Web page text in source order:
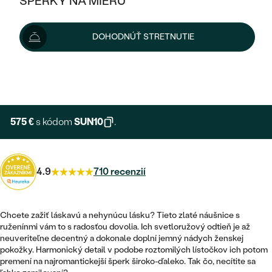
KOMBINOVANÉ ZLATO
PODĽA ŠTÝLU
BEZ KAMEŇA
VYKROJENÉ
VINTAGE
NETRADIČNÉ
TEPANÉ
POSTRANNÉ DRAHOKAMY
HALO
VINTAGE
SET ZÁSNUBNÉHO PRSTEŇA A
OBRÚČOK
NETRADIČNÉ
ZOSTAVTE SI PRSTEŇ
ZAČAŤ S PRSTEŇOM
VÝPREDAJ
ŠPERKY ČO POMÁHAJÚ
NÁUŠNICE
PRÍVESKY
SETY
PÁNSKE ŠPERKY
PLATINOVÉ
NAPICHOVACIE
MINIMALISTICKÉ
VISIACE
SOLITÉR
V TVARE SRDCA
ZLATÉ
STRIEBORNÉ
PODĽA ŠTÝLU
NARODENIE DIEŤAŤA
SO ZNAMENÍM ZVEROKRUHU
MINIMALISTICKÉ
VÝPREDAJ
STRIEBORNÉ
PLATINOVÉ
PODĽA ŠTÝLU
ETERNITY
MINIMALISTICKÉ
DOHODNÚŤ STRETNUTIE
639 €
Šperk vám vyrobíme a doručíme do 3 - 4 týždňov.
Možnosti doručenia
575 €s kódom SUN10 .
4.9 710 recenzií
Chcete zažiť láskavú a nehynúcu lásku? Tieto zlaté náušnice s
ruženínmi vám to s radosťou dovolia. Ich svetloružový odtieň je až
neuveriteľne decentný a dokonale doplní jemný nádych ženskej
pokožky. Harmonický detail v podobe roztomilých lístočkov ich potom
premení na najromantickejší šperk široko-ďaleko. Tak čo, necítite sa